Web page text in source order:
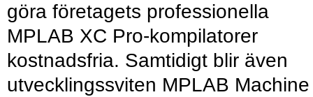
göra företagets professionella
MPLAB XC Pro-kompilatorer
kostnadsfria. Samtidigt blir även
utvecklingssviten MPLAB Machine